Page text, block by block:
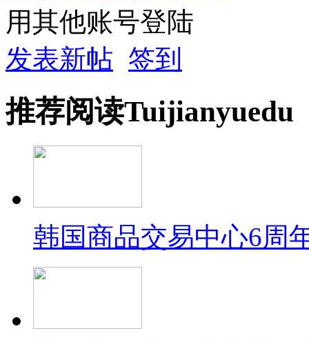
用其他账号登陆
发表新帖 签到
推荐阅读Tuijianyuedu
韩国商品交易中心6周